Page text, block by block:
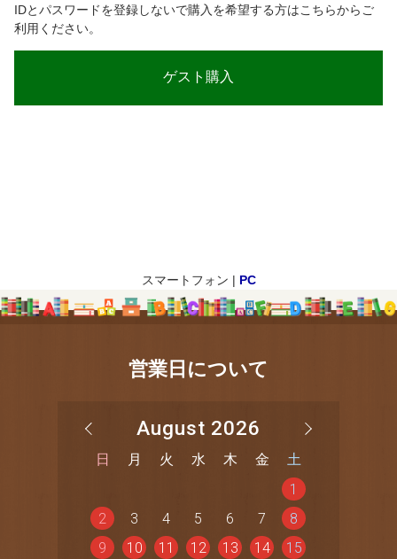
IDとパスワードを登録しないで購入を希望する方はこちらからご
利用ください。
スマートフォン | PC
営業日について
August 2026
日 月 火 水 木 金
土
1
2
3 4 5 6 7
8
9
10 11 12 13 14
15